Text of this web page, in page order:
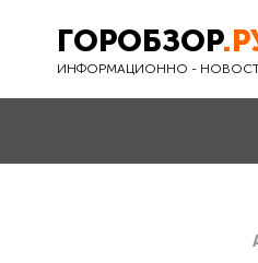
ГОРОБЗОР
ИНФОРМАЦИОННО -